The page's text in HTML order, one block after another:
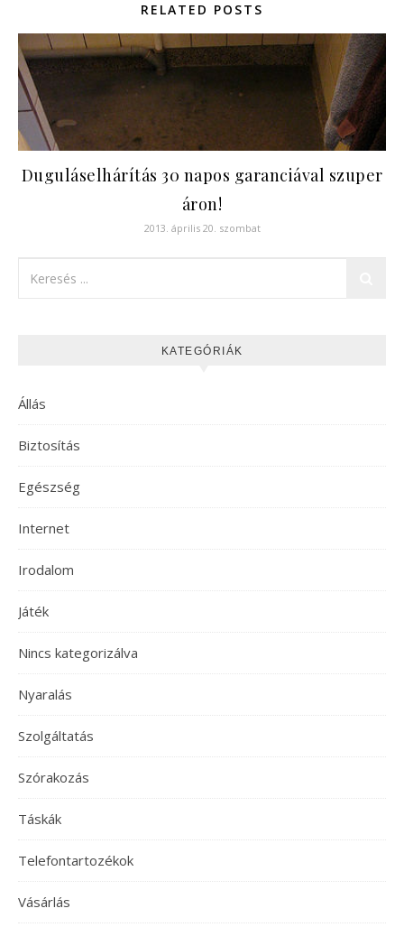
RELATED POSTS
Duguláselhárítás 30 napos garanciával szuper
áron!
2013. április 20. szombat
KATEGÓRIÁK
Állás
Biztosítás
Egészség
Internet
Irodalom
Játék
Nincs kategorizálva
Nyaralás
Szolgáltatás
Szórakozás
Táskák
Telefontartozékok
Vásárlás